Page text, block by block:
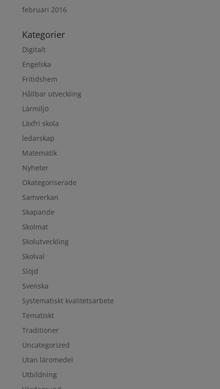
februari 2016
Kategorier
Digitalt
Engelska
Fritidshem
Hållbar utveckling
Lärmiljö
Läxfri skola
ledarskap
Matematik
Nyheter
Okategoriserade
Samverkan
Skapande
Skolmat
Skolutveckling
Skolval
Slöjd
Svenska
Systematiskt kvalitetsarbete
Tematiskt
Traditioner
Uncategorized
Utan läromedel
Utbildning